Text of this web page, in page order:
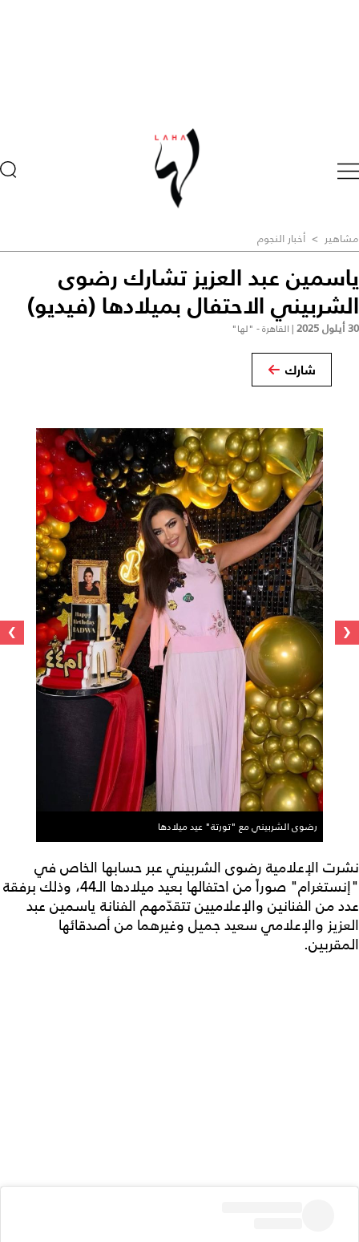
مشاهير > أخبار النجوم
ياسمين عبد العزيز تشارك رضوى
الشربيني الاحتفال بميلادها (فيديو)
30 أيلول 2025 | القاهرة - "لها"
شارك
رضوى الشربيني مع "تورتة" عيد ميلادها
‹
›
نشرت الإعلامية رضوى الشربيني عبر حسابها الخاص في
"إنستغرام" صوراً من احتفالها بعيد ميلادها الـ44، وذلك برفقة
عدد من الفنانين والإعلاميين تتقدّمهم الفنانة ياسمين عبد
العزيز والإعلامي سعيد جميل وغيرهما من أصدقائها
المقربين.